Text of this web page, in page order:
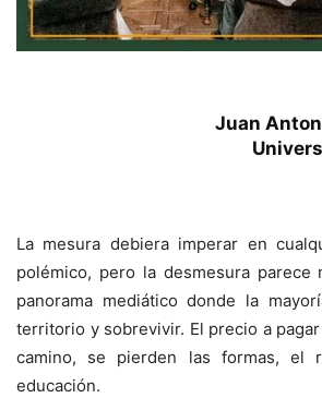
Juan
La mesura debiera imperar en
polémico, pero la desmesura parece
panorama mediático donde la
territorio y sobrevivir. El precio a
camino, se pierden las formas, el
educación.